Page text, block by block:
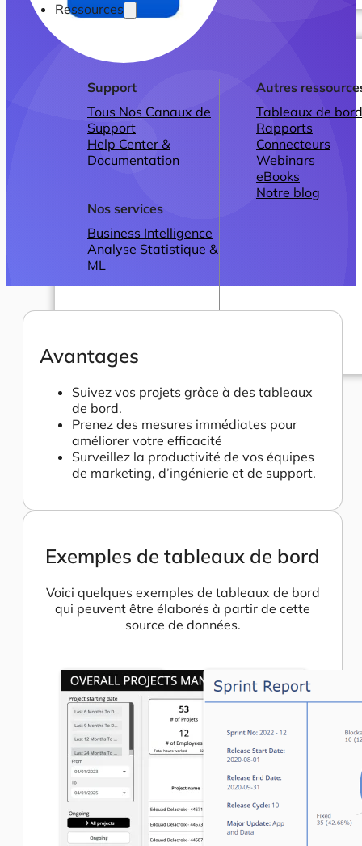
Ressources
Support
Tous Nos Canaux de
Support
Help Center &
Documentation
Nos services
Business Intelligence
Analyse Statistique &
ML
Autres
Tableaux de
Rapports
Connecteurs
Webinars
eBooks
Notre blog
Avantages
Suivez vos projets grâce à des tableaux
de bord.
Prenez des mesures immédiates pour
améliorer votre efficacité
Surveillez la productivité de vos équipes
de marketing, d’ingénierie et de support.
Exemples de tableaux de bord
Voici quelques exemples de tableaux de bord
qui peuvent être élaborés à partir de cette
source de données.